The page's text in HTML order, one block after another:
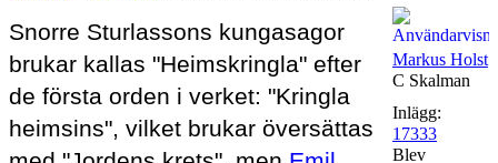
Snorre Sturlassons kungasagor
brukar kallas "Heimskringla" efter
de första orden i verket: "Kringla
heimsins", vilket brukar översättas
Markus Holst
C Skalman
Inlägg:
17333
Blev